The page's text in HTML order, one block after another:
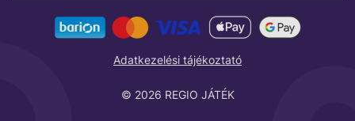
© 2026 REGIO JÁTÉK
Adatkezelési tájékoztató